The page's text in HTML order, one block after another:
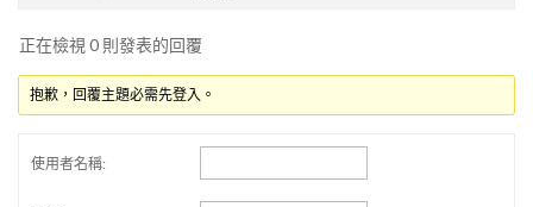
正在檢視 0 則發表的回覆
抱歉，回覆主題必需先登入。
使用者名稱: